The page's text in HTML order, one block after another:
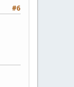
#6